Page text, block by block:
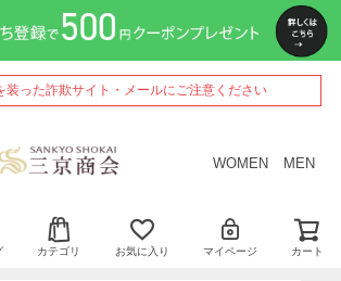
った詐欺サイト・メールにご注意ください
WOMEN MEN
カテゴリ お気に入り マイページ カート
ペー
ジト
ップ
へ